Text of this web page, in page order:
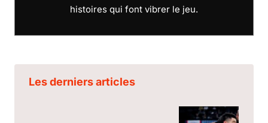
histoires qui font vibrer le jeu.
Les derniers articles